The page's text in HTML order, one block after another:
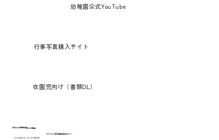
幼稚園公式YouTube
行事写真購入サイト
在園児向け（書類DL）
学校法人大泉菁莪学園ほうや幼稚園
〒178-0064 東京都練馬区南大泉4-45-5
Tel:03-3922-3323 / Fax:03-3922-3890